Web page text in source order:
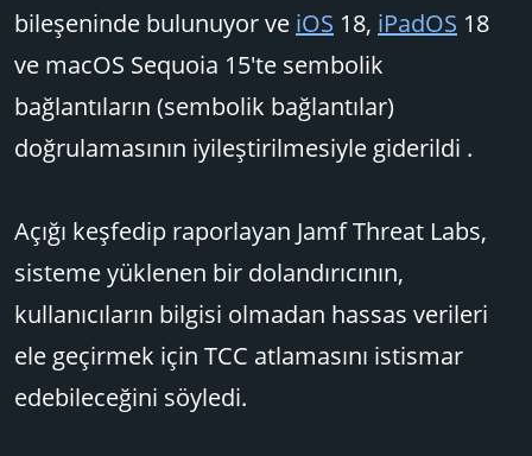
bileşeninde bulunuyor ve iOS 18, iPadOS 18
ve macOS Sequoia 15'te sembolik
bağlantıların (sembolik bağlantılar)
doğrulamasının iyileştirilmesiyle giderildi .
Açığı keşfedip raporlayan Jamf Threat Labs,
sisteme yüklenen bir dolandırıcının,
kullanıcıların bilgisi olmadan hassas verileri
ele geçirmek için TCC atlamasını istismar
edebileceğini söyledi.